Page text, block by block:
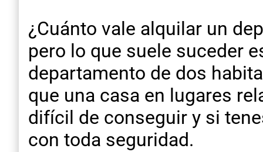
¿Cuánto vale alquilar un
pero lo que suele suceder
departamento de dos
que una casa en lugares
difícil de conseguir y si
con toda seguridad.